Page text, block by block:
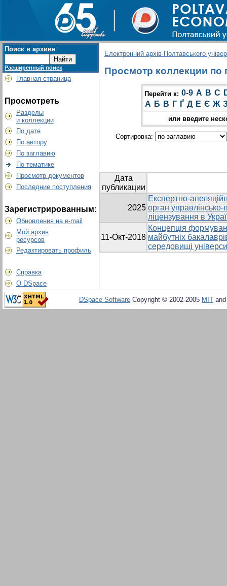
Поиск в архиве
Расширенный поиск
Главная страница
Просмотреть
Разделы
и коллекции
По дате
По автору
По заглавию
По тематике
Просмотр документов
Последние поступления
Зарегистрированным:
Обновления на e-mail
Мой архив
ресурсов
Редактировать профиль
Справка
О DSpace
Електронний архів Полтавського
Просмотр коллекции по
Перейти к: 0-9 A B C
А Б В Г Ґ Д Е Є Ж
или введите
Сортировка:
Дата
публикации
2025
Експертно-
орган
ліцензування в
11-Окт-2018
Концепція
майбутніх
середовищі
DSpace Software Copyright © 2002-2005 MIT